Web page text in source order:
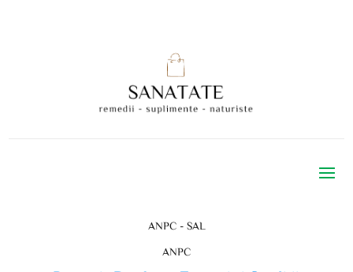
ANPC - SAL
ANPC